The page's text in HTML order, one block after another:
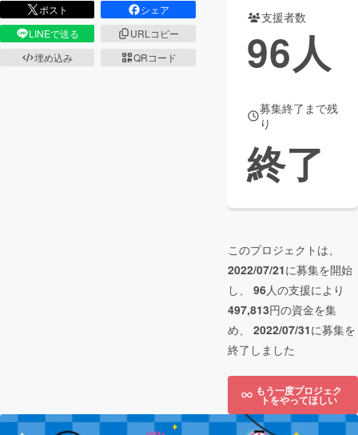
ポスト
シェア
LINEで送る
URLコピー
埋め込み
QRコード
支援者数
96人
募集終了まで残
り
終了
このプロジェクトは、
2022/07/21に募集を開始
し、 96人の支援により
497,813円の資金を集
め、 2022/07/31に募集を
終了しました
もう一度プロジェク
トをやってほしい